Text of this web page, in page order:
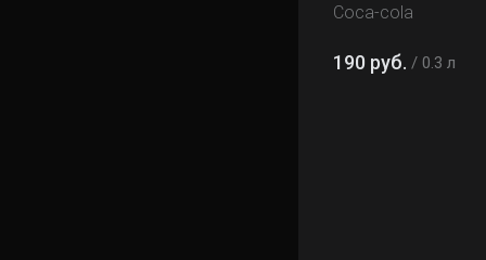
Coca-cola
190 руб. 0.3 л